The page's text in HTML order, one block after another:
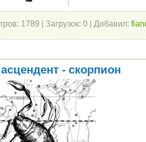
1789 Загрузок: 0 Добавил:
- скорпион